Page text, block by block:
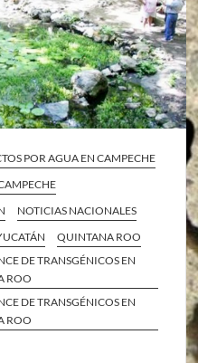
POR AGUA EN CAMPECHE
NOTICIAS NACIONALES
QUINTANA ROO
DE TRANSGÉNICOS EN
ROO
DE TRANSGÉNICOS EN
ROO